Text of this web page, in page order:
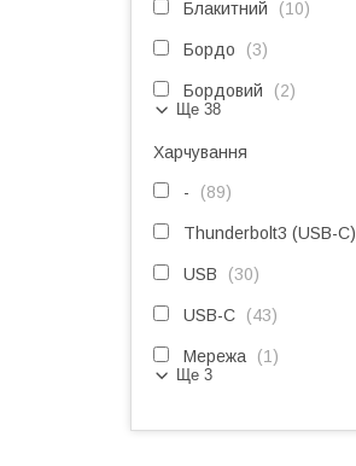
Блакитний 10
Бордо 3
Бордовий 2
Ще 38
Харчування
- 89
Thunderbolt3 (USB-C)
USB 30
USB-C 43
Мережа 1
Ще 3